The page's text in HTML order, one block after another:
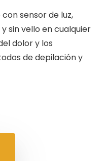
sensor de luz,
sin vello en cualquier
dolor y los
de depilación y